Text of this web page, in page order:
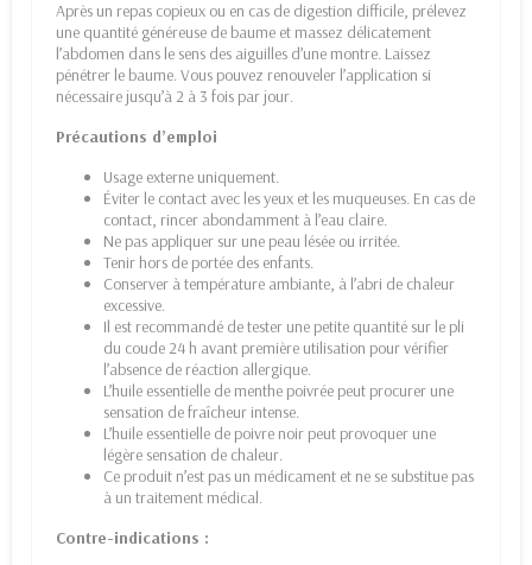
Après un repas copieux ou en cas de digestion difficile, prélevez
une quantité généreuse de baume et massez délicatement
l’abdomen dans le sens des aiguilles d’une montre. Laissez
pénétrer le baume. Vous pouvez renouveler l’application si
nécessaire jusqu’à 2 à 3 fois par jour.
Précautions d’emploi
Usage externe uniquement.
Éviter le contact avec les yeux et les muqueuses. En cas de
contact, rincer abondamment à l’eau claire.
Ne pas appliquer sur une peau lésée ou irritée.
Tenir hors de portée des enfants.
Conserver à température ambiante, à l’abri de chaleur
excessive.
Il est recommandé de tester une petite quantité sur le pli
du coude 24 h avant première utilisation pour vérifier
l’absence de réaction allergique.
L’huile essentielle de menthe poivrée peut procurer une
sensation de fraîcheur intense.
L’huile essentielle de poivre noir peut provoquer une
légère sensation de chaleur.
Ce produit n’est pas un médicament et ne se substitue pas
à un traitement médical.
Contre-indications :